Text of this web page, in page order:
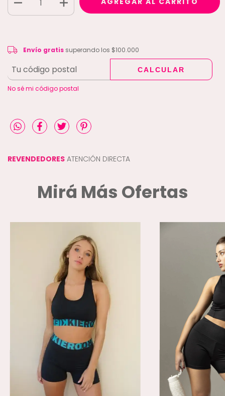
Envío gratis $100.000
Entregas para el CP: CAMBIAR CP
Envío gratissuperando los $100.000
CALCULAR
No sé mi código postal
REVENDEDORES ATENCIÓN DIRECTA
Mirá Más Ofertas